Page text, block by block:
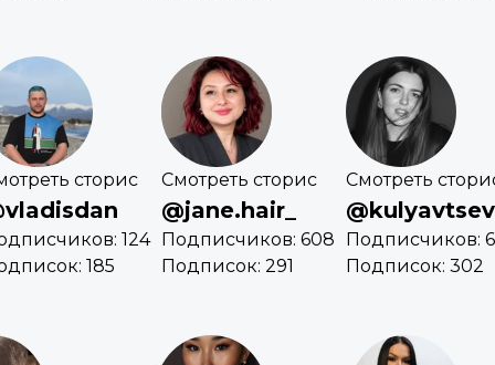
сторис
124
185
Смотреть сторис
@jane.hair_
Подписчиков: 608
Подписок: 291
Смотреть
Подписчиков:
Подписок: 302